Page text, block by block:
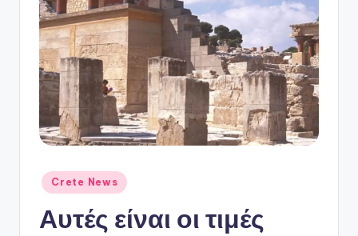
P
o
Αναρτήθηκε
σε
Crete News
Αυτές είναι οι τιμές